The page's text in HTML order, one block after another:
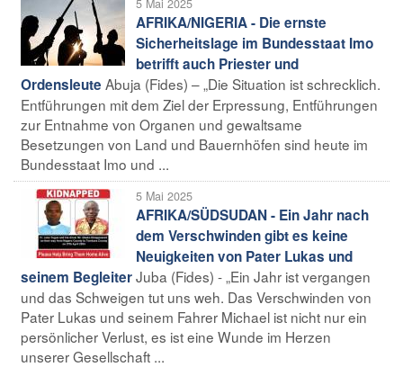
5 Mai 2025
AFRIKA/NIGERIA - Die ernste
Sicherheitslage im Bundesstaat Imo
betrifft auch Priester und
Ordensleute Abuja (Fides) – „Die Situation ist schrecklich.
Entführungen mit dem Ziel der Erpressung, Entführungen
zur Entnahme von Organen und gewaltsame
Besetzungen von Land und Bauernhöfen sind heute im
Bundesstaat Imo und ...
5 Mai 2025
AFRIKA/SÜDSUDAN - Ein Jahr nach
dem Verschwinden gibt es keine
Neuigkeiten von Pater Lukas und
seinem BegleiterJuba (Fides) - „Ein Jahr ist vergangen
und das Schweigen tut uns weh. Das Verschwinden von
Pater Lukas und seinem Fahrer Michael ist nicht nur ein
persönlicher Verlust, es ist eine Wunde im Herzen
unserer Gesellschaft ...